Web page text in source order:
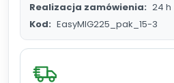
Realizacja zamówienia: 24 h
Kod: EasyMIG225_pak_15-3